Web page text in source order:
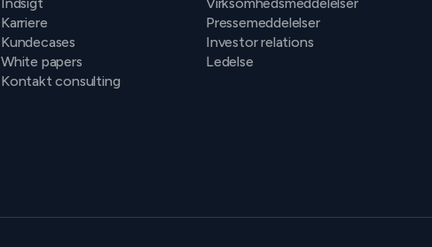
Karriere
Kundecases
White papers
Kontakt consulting
Pressemeddelelser
Investor relations
Ledelse